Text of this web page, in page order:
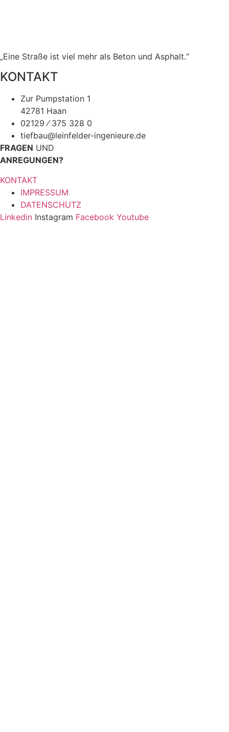
„Eine Straße ist viel mehr als Beton und Asphalt.“
KONTAKT
Zur Pumpstation 1
42781 Haan
02129 ⁄ 375 328 0
tiefbau@leinfelder-ingenieure.de
FRAGEN UND
ANREGUNGEN?
KONTAKT
IMPRESSUM
DATENSCHUTZ
Linkedin Instagram Facebook Youtube